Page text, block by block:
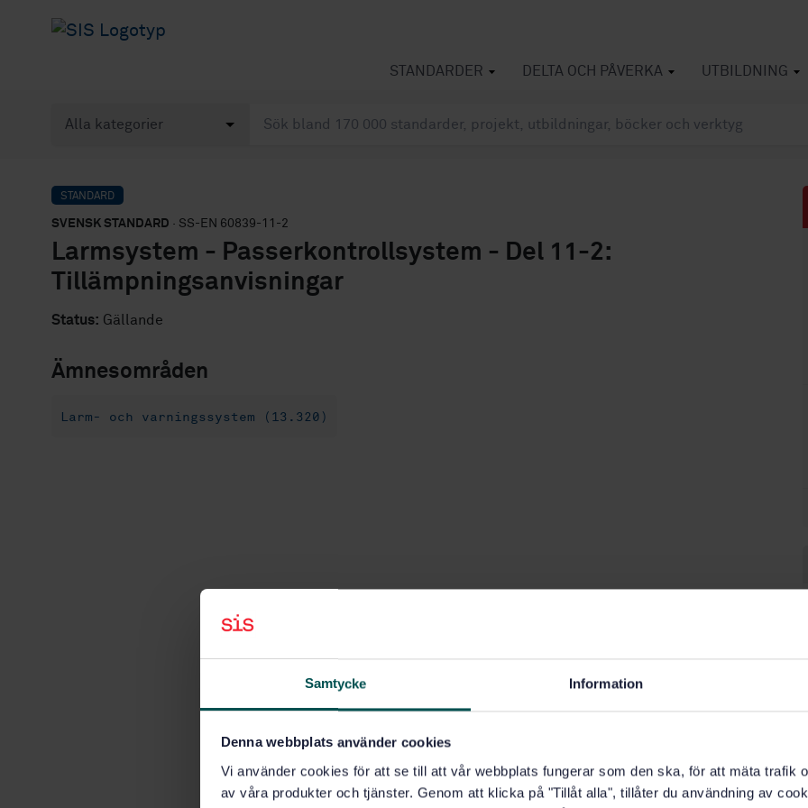
Samtycke Information
Denna webbplats använder cookies
Vi använder cookies för att se till att vår webbplats fungerar som den ska, för att mäta trafik
av våra produkter och tjänster. Genom att klicka på "Tillåt alla", tillåter du användning av
STANDARDER DELTA OCH PÅVERKA UTBILDNING
STANDARD
SVENSK STANDARD · SS-EN 60839-11-2
Larmsystem - Passerkontrollsystem - Del 11-2:
Tillämpningsanvisningar
Status: Gällande
Ämnesområden
Larm- och varningssystem (13.320)